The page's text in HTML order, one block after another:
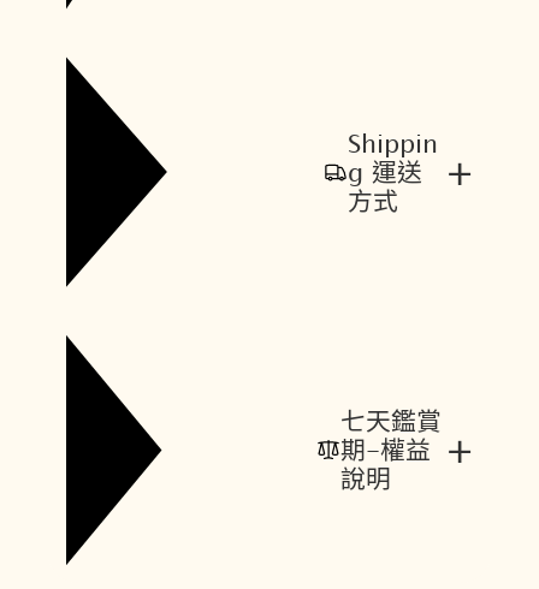
Shippin
g 運送
方式
+
七天鑑賞
期-權益
說明
+